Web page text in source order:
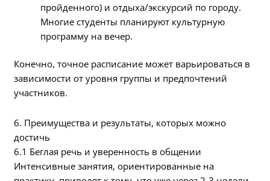
пройденного) и отдыха/экскурсий по городу.
Многие студенты планируют культурную
программу на вечер.
Конечно, точное расписание может варьироваться в
зависимости от уровня группы и предпочтений
участников.
6. Преимущества и результаты, которых можно
достичь
6.1 Беглая речь и уверенность в общении
Интенсивные занятия, ориентированные на